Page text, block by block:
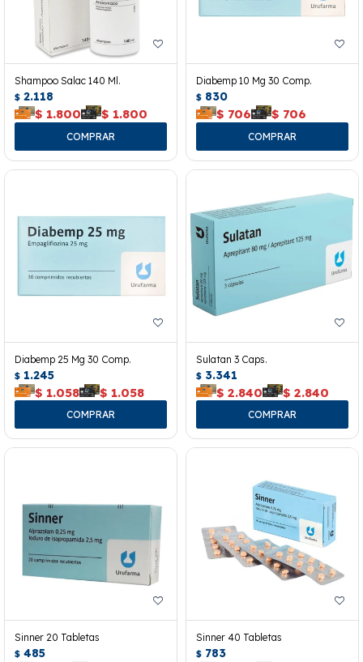
Shampoo Salac 140 Ml.
$ 2.118
$ 1.800 $ 1.800
Diabemp 10 Mg 30 Comp.
$ 830
$ 706 $ 706
Diabemp 25 Mg 30 Comp.
$ 1.245
$ 1.058 $ 1.058
Sulatan 3 Caps.
$ 3.341
$ 2.840 $ 2.840
Sinner 20 Tabletas
$ 485
Sinner 40 Tabletas
$ 783